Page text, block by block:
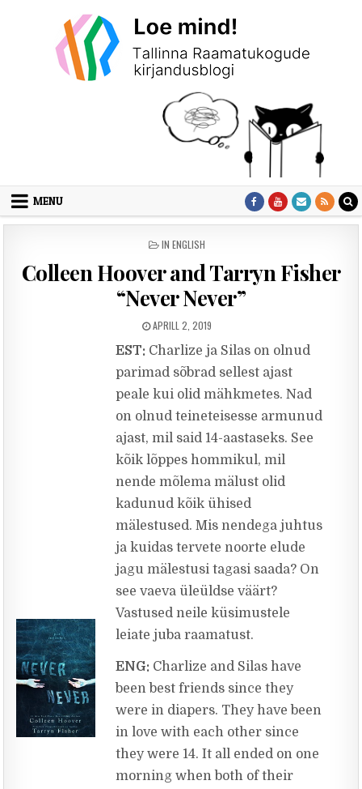
MENU
POSTED IN
IN ENGLISH
Colleen Hoover and Tarryn Fisher
“Never Never”
PUBLISHED DATE:
APRILL 2, 2019
EST:Charlize ja Silas on olnud
parimad sõbrad sellest ajast
peale kui olid mähkmetes. Nad
on olnud teineteisesse armunud
ajast, mil said 14-aastaseks. See
kõik lõppes hommikul, mil
nende mõlema mälust olid
kadunud kõik ühised
mälestused. Mis nendega juhtus
ja kuidas tervete noorte elude
jagu mälestusi tagasi saada? On
see vaeva üleüldse väärt?
Vastused neile küsimustele
leiate juba raamatust.
ENG:Charlize and Silas have
been best friends since they
were in diapers. They have been
in love with each other since
they were 14. It all ended on one
morning when both of their